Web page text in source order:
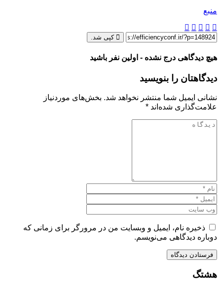
منبع
کپی شد.
هیچ دیدگاهی درج نشده - اولین نفر باشید
دیدگاهتان را بنویسید
نشانی ایمیل شما منتشر نخواهد شد. بخش‌های موردنیاز
علامت‌گذاری شده‌اند *
ذخیره نام، ایمیل و وبسایت من در مرورگر برای زمانی که
دوباره دیدگاهی می‌نویسم.
هشتگ